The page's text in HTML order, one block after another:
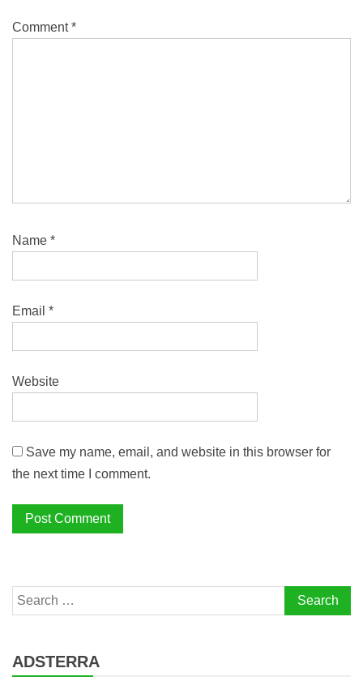
Comment*
Name *
Email *
Website
Save my name, email, and website in this browser for
the next time I comment.
Search
for:
ADSTERRA